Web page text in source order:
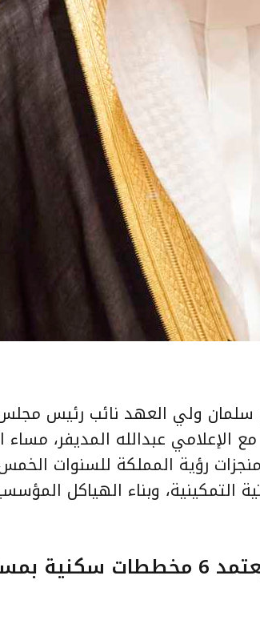
ولي العهد نائب رئيس مجلس
الإعلامي عبدالله المديفر، مساء
رؤية المملكة للسنوات
التمكينية، وبناء الهياكل